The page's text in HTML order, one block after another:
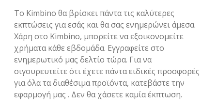
Το Kimbino θα βρίσκει πάντα τις καλύτερες
εκπτώσεις για εσάς και θα σας ενημερώνει άμεσα.
Χάρη στο Kimbino, μπορείτε να εξοικονομείτε
χρήματα κάθε εβδομάδα. Εγγραφείτε στο
ενημερωτικό μας δελτίο τώρα. Για να
σιγουρευτείτε ότι έχετε πάντα ειδικές προσφορές
για όλα τα διαθέσιμα προϊόντα, κατεβάστε την
εφαρμογή μας . Δεν θα χάσετε καμία έκπτωση.